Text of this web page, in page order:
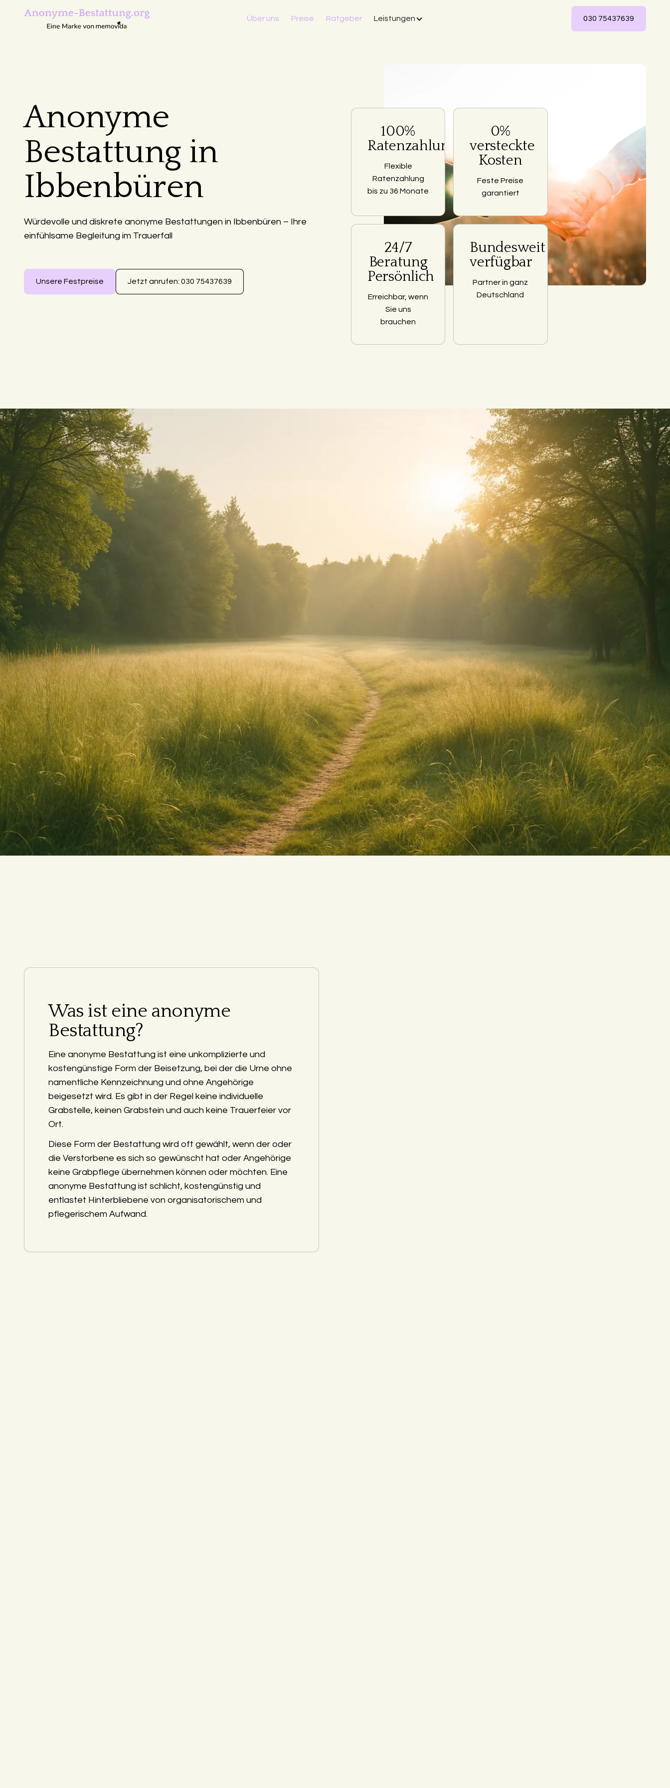
Über uns Preise Ratgeber Leistungen 030 75437639
Anonyme
Bestattung in
Ibbenbüren
Würdevolle und diskrete anonyme Bestattungen in Ibbenbüren – Ihre
einfühlsame Begleitung im Trauerfall
Unsere Festpreise Jetzt anrufen: 030 75437639
100%
Ratenzahlung
Flexible
Ratenzahlung
bis zu 36 Monate
0%
versteckte
Kosten
Feste Preise
garantiert
24/7
Beratung
Persönlich
Erreichbar, wenn
Sie uns
brauchen
Bundesweit
verfügbar
Partner in ganz
Deutschland
Was ist eine anonyme
Bestattung?
Eine anonyme Bestattung ist eine unkomplizierte und
kostengünstige Form der Beisetzung, bei der die Urne ohne
namentliche Kennzeichnung und ohne Angehörige
beigesetzt wird. Es gibt in der Regel keine individuelle
Grabstelle, keinen Grabstein und auch keine Trauerfeier vor
Ort.
Diese Form der Bestattung wird oft gewählt, wenn der oder
die Verstorbene es sich so gewünscht hat oder Angehörige
keine Grabpflege übernehmen können oder möchten. Eine
anonyme Bestattung ist schlicht, kostengünstig und
entlastet Hinterbliebene von organisatorischem und
pflegerischem Aufwand.